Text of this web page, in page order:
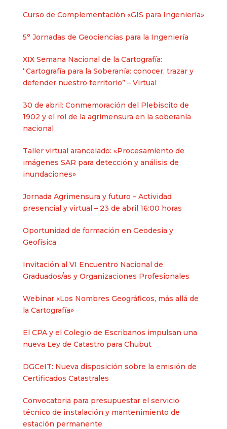
Curso de Complementación «GIS para Ingeniería»
5° Jornadas de Geociencias para la Ingeniería
XIX Semana Nacional de la Cartografía:
“Cartografía para la Soberanía: conocer, trazar y
defender nuestro territorio” – Virtual
30 de abril: Conmemoración del Plebiscito de
1902 y el rol de la agrimensura en la soberanía
nacional​
Taller virtual arancelado: «Procesamiento de
imágenes SAR para detección y análisis de
inundaciones»
Jornada Agrimensura y futuro – Actividad
presencial y virtual – 23 de abril 16:00 horas
Oportunidad de formación en Geodesia y
Geofísica
Invitación al VI Encuentro Nacional de
Graduados/as y Organizaciones Profesionales
Webinar «Los Nombres Geográficos, más allá de
la Cartografía»
El CPA y el Colegio de Escribanos impulsan una
nueva Ley de Catastro para Chubut
DGCeIT: Nueva disposición sobre la emisión de
Certificados Catastrales
Convocatoria para presupuestar el servicio
técnico de instalación y mantenimiento de
estación permanente